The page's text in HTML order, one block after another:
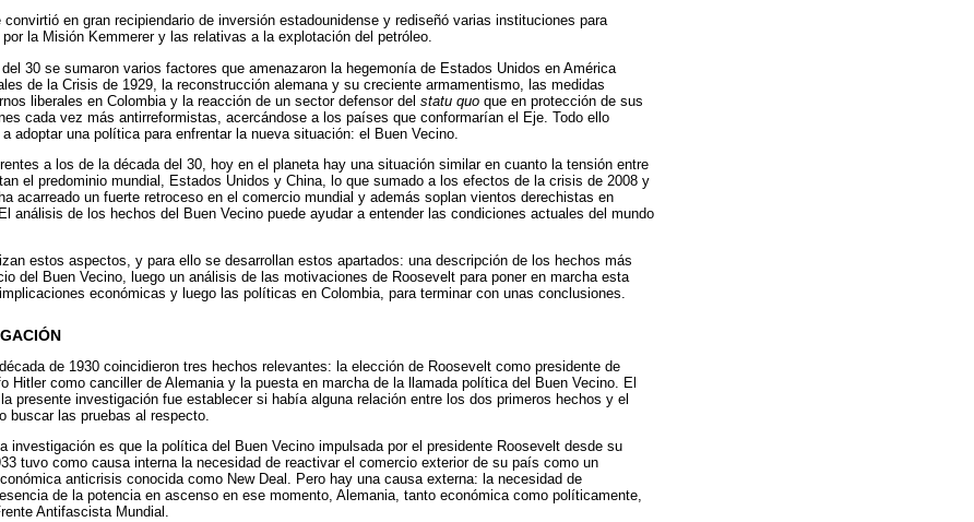
en gran recipiendario de inversión estadounidense y rediseñó varias instituciones para
la Misión Kemmerer y las relativas a la explotación del petróleo.
30 se sumaron varios factores que amenazaron la hegemonía de Estados Unidos en América
de la Crisis de 1929, la reconstrucción alemana y su creciente armamentismo, las medidas
liberales en Colombia y la reacción de un sector defensor del statu quo que en protección de sus
cada vez más antirreformistas, acercándose a los países que conformarían el Eje. Todo ello
adoptar una política para enfrentar la nueva situación: el Buen Vecino.
a los de la década del 30, hoy en el planeta hay una situación similar en cuanto la tensión entre
el predominio mundial, Estados Unidos y China, lo que sumado a los efectos de la crisis de 2008 y
acarreado un fuerte retroceso en el comercio mundial y además soplan vientos derechistas en
análisis de los hechos del Buen Vecino puede ayudar a entender las condiciones actuales del mundo
estos aspectos, y para ello se desarrollan estos apartados: una descripción de los hechos más
del Buen Vecino, luego un análisis de las motivaciones de Roosevelt para poner en marcha esta
económicas y luego las políticas en Colombia, para terminar con unas conclusiones.
de 1930 coincidieron tres hechos relevantes: la elección de Roosevelt como presidente de
Hitler como canciller de Alemania y la puesta en marcha de la llamada política del Buen Vecino. El
presente investigación fue establecer si había alguna relación entre los dos primeros hechos y el
buscar las pruebas al respecto.
investigación es que la política del Buen Vecino impulsada por el presidente Roosevelt desde su
tuvo como causa interna la necesidad de reactivar el comercio exterior de su país como un
anticrisis conocida como New Deal. Pero hay una causa externa: la necesidad de
de la potencia en ascenso en ese momento, Alemania, tanto económica como políticamente,
Antifascista Mundial.